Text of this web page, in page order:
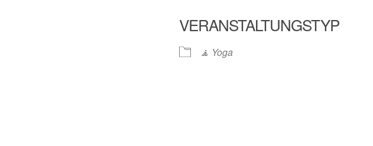
VERANSTALTUNGSTYP
🧘 Yoga